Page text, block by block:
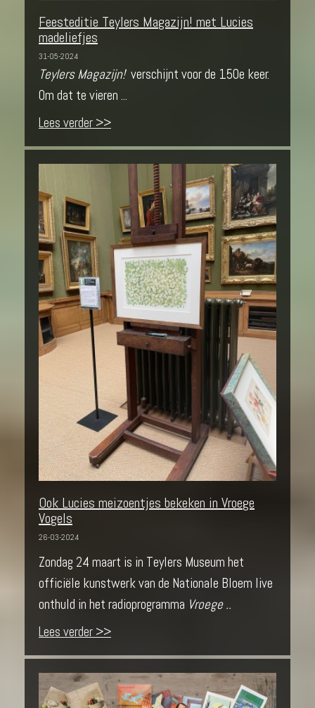
Feesteditie Teylers Magazijn! met Lucies
madeliefjes
31-05-2024
Teylers Magazijn!verschijnt voor de 150e keer.
Om dat te vieren ...
Lees verder >>
Ook Lucies meizoentjes bekeken in Vroege
Vogels
26-03-2024
Zondag 24 maart is in Teylers Museum het
officiële kunstwerk van de Nationale Bloem live
onthuld in het radioprogramma Vroege ..
Lees verder >>